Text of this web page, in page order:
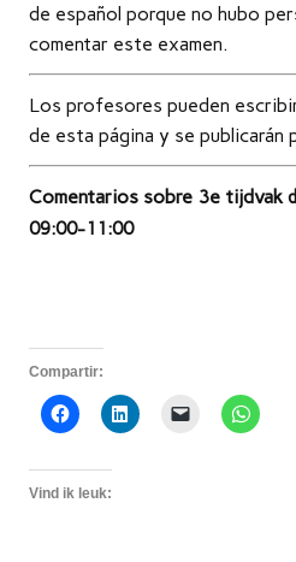
de español porque no hubo
comentar este examen.
Los profesores pueden
de esta página y se publicarán
Comentarios sobre 3e tijdvak
09:00-11:00
Compartir:
Vind ik leuk: